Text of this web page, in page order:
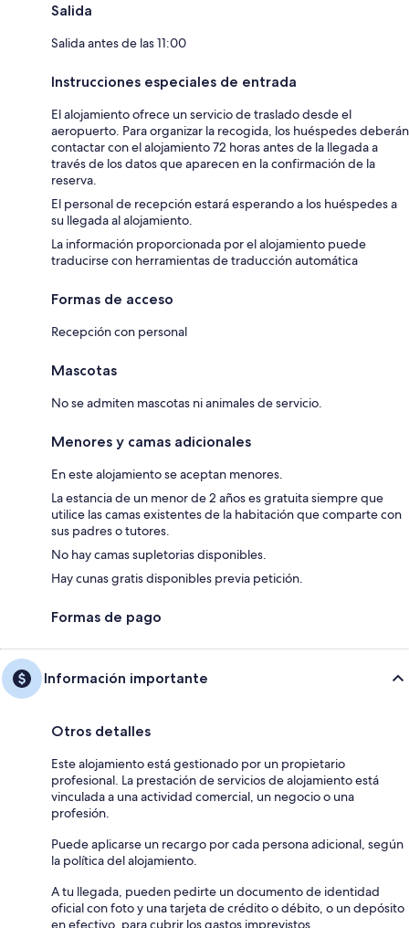
Salida
Salida antes de las 11:00
Instrucciones especiales de entrada
El alojamiento ofrece un servicio de traslado desde el
aeropuerto. Para organizar la recogida, los huéspedes deberán
contactar con el alojamiento 72 horas antes de la llegada a
través de los datos que aparecen en la confirmación de la
reserva.
El personal de recepción estará esperando a los huéspedes a
su llegada al alojamiento.
La información proporcionada por el alojamiento puede
traducirse con herramientas de traducción automática
Formas de acceso
Recepción con personal
Mascotas
No se admiten mascotas ni animales de servicio.
Menores y camas adicionales
En este alojamiento se aceptan menores.
La estancia de un menor de 2 años es gratuita siempre que
utilice las camas existentes de la habitación que comparte con
sus padres o tutores.
No hay camas supletorias disponibles.
Hay cunas gratis disponibles previa petición.
Formas de pago
Información importante
Otros detalles
Este alojamiento está gestionado por un propietario
profesional. La prestación de servicios de alojamiento está
vinculada a una actividad comercial, un negocio o una
profesión.
Puede aplicarse un recargo por cada persona adicional, según
la política del alojamiento.
A tu llegada, pueden pedirte un documento de identidad
oficial con foto y una tarjeta de crédito o débito, o un depósito
en efectivo, para cubrir los gastos imprevistos.